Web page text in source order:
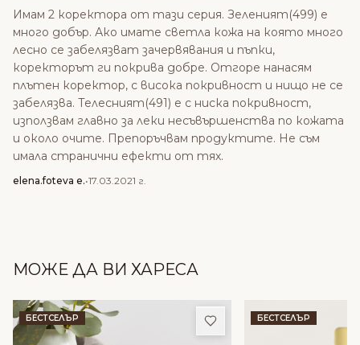
Имам 2 коректора от тази серия. Зеленият(499) е
много добър. Ако имате светла кожа на която много
лесно се забелязват зачервявания и пъпки,
коректорът ги покрива добре. Отгоре нанасям
плътен коректор, с висока покривност и нищо не се
забелязва. Телесният(491) е с ниска покривност,
използвам главно за леки несъвършенства по кожата
и около очите. Препоръчвам продуктите. Не съм
имала странични ефекти от тях.
elena.foteva e.•17.03.2021 г.
МОЖЕ ДА ВИ ХАРЕСА
БЕСТСЕЛЪР Добави в любими
БЕСТСЕЛЪР